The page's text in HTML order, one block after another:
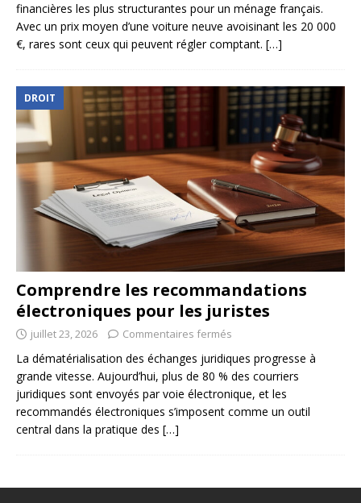
financières les plus structurantes pour un ménage français.
Avec un prix moyen d’une voiture neuve avoisinant les 20 000
€, rares sont ceux qui peuvent régler comptant. […]
DROIT
Comprendre les recommandations
électroniques pour les juristes
juillet 23, 2026 Commentaires fermés
La dématérialisation des échanges juridiques progresse à
grande vitesse. Aujourd’hui, plus de 80 % des courriers
juridiques sont envoyés par voie électronique, et les
recommandés électroniques s’imposent comme un outil
central dans la pratique des […]